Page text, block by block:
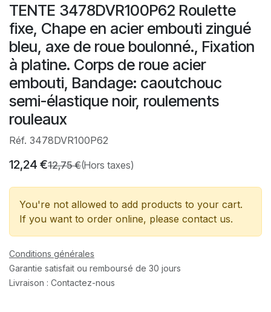
TENTE 3478DVR100P62 Roulette
fixe, Chape en acier embouti zingué
bleu, axe de roue boulonné., Fixation
à platine. Corps de roue acier
embouti, Bandage: caoutchouc
semi-élastique noir, roulements
rouleaux
Réf. 3478DVR100P62
12,24 €12,75€(Hors taxes)
You're not allowed to add products to your cart.
If you want to order online, please contact us.
Conditions générales
Garantie satisfait ou remboursé de 30 jours
Livraison : Contactez-nous